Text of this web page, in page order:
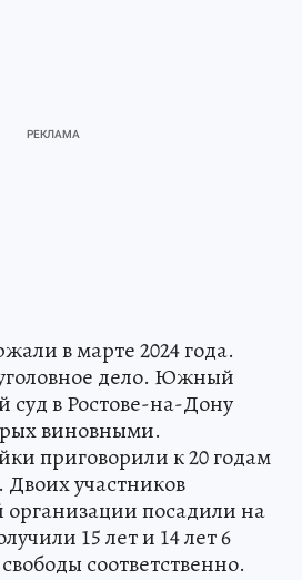
в марте 2024 года.
дело. Южный
в Ростове-на-Дону
виновными.
приговорили к 20 годам
участников
организации посадили на
15 лет и 14 лет 6
соответственно.